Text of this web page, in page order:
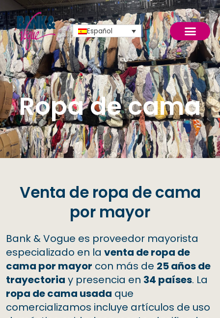
al
contenido
Español
Ropa de cama
Venta de ropa de cama
por mayor
Bank & Vogue es proveedor mayorista
especializado en la venta de ropa de
cama por mayor con más de 25 años de
trayectoria y presencia en 34 países. La
ropa de cama usada que
comercializamos incluye artículos de uso